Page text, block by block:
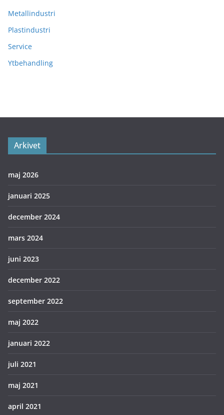
Metallindustri
Plastindustri
Service
Ytbehandling
Arkivet
maj 2026
januari 2025
december 2024
mars 2024
juni 2023
december 2022
september 2022
maj 2022
januari 2022
juli 2021
maj 2021
april 2021